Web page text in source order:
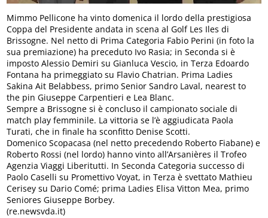
Mimmo Pellicone ha vinto domenica il lordo della prestigiosa
Coppa del Presidente andata in scena al Golf Les Iles di
Brissogne. Nel netto di Prima Categoria Fabio Perini (in foto la
sua premiazione) ha preceduto Ivo Rasia; in Seconda si è
imposto Alessio Demiri su Gianluca Vescio, in Terza Edoardo
Fontana ha primeggiato su Flavio Chatrian. Prima Ladies
Sakina Ait Belabbess, primo Senior Sandro Laval, nearest to
the pin Giuseppe Carpentieri e Lea Blanc.
Sempre a Brissogne si è concluso il campionato sociale di
match play femminile. La vittoria se l’è aggiudicata Paola
Turati, che in finale ha sconfitto Denise Scotti.
Domenico Scopacasa (nel netto precedendo Roberto Fiabane) e
Roberto Rossi (nel lordo) hanno vinto all’Arsanières il Trofeo
Agenzia Viaggi Liberitutti. In Seconda Categoria successo di
Paolo Caselli su Promettivo Voyat, in Terza è svettato Mathieu
Cerisey su Dario Comé; prima Ladies Elisa Vitton Mea, primo
Seniores Giuseppe Borbey.
(re.newsvda.it)